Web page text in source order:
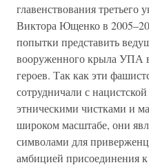
главенствования третьего
Виктора Ющенко в
попытки представить
вооруженного крыла УПА
героев. Так как эти
сотрудничали с
этническими чистками и
широком масштабе, они
символами для
амбицией присоединения